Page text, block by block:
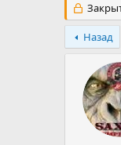
т
о
р
т
ы
Назад